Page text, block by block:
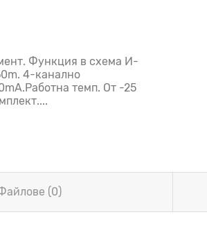
Функция в схема И-
4-канално
темп. От -25
(0)